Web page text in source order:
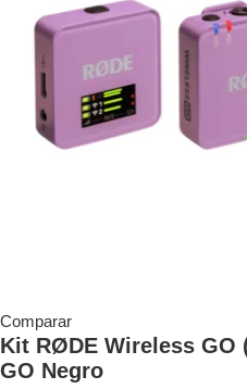
Comparar
Kit RØDE Wireless GO
GO Negro